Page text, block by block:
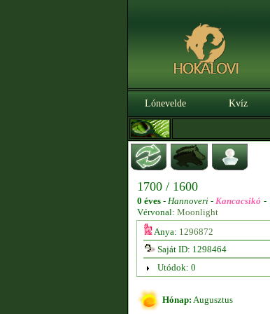
Lónevelde Kvíz
1700 / 1600
0 éves - Hannoveri - Kancacsikó -
Vérvonal: Moonlight
Anya: 1296872
Saját ID: 1298464
Utódok: 0
Hónap: Augusztus